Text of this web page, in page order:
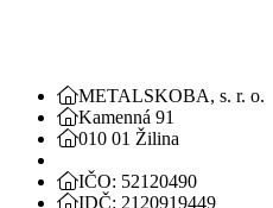
METALSKOBA, s. r. o.
Kamenná 91
010 01 Žilina
IČO: 52120490
IDČ: 2120919449